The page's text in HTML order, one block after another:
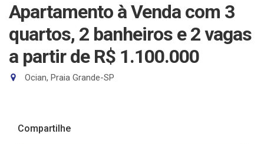
Apartamento à Venda com 3
quartos, 2 banheiros e 2 vagas
a partir de R$ 1.100.000
Ocian, Praia Grande-SP
Compartilhe